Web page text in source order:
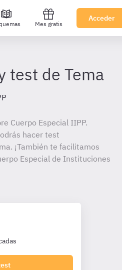
Mes gratis
Acceder
test de Tema
Cuerpo Especial IIPP.
hacer test
¡También te facilitamos
Especial de Instituciones